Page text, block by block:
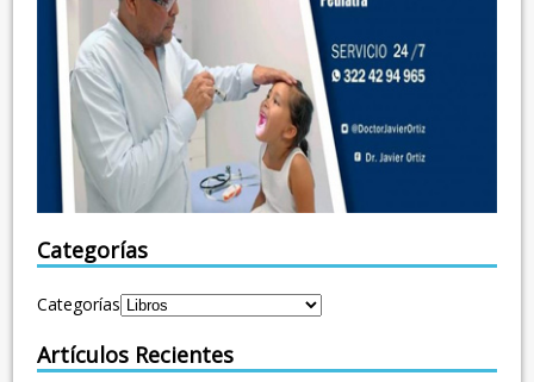
Categorías
Categorías
Artículos Recientes